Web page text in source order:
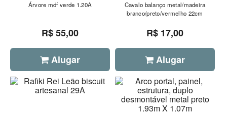
Árvore mdf verde 1.20A
R$ 55,00
Alugar
Cavalo balanço metal/madeira
branco/preto/vermelho 22cm
R$ 17,00
Alugar